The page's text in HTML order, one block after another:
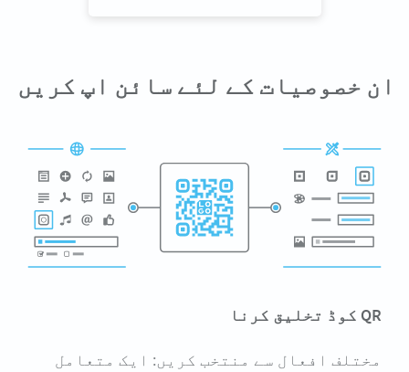
ان خصوصیات کے لئے سائن اپ کریں
QR کوڈ تخلیق کرنا
مختلف افعال سے منتخب کریں: ایک متعامل